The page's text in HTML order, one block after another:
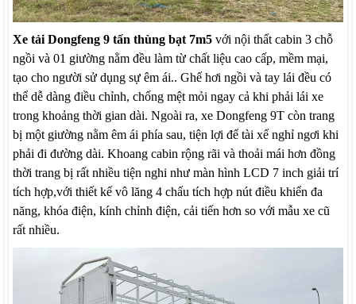
Xe tải Dongfeng 9 tấn thùng bạt 7m5 với nội thất cabin 3 chỗ
ngồi và 01 giường nằm đều làm từ chất liệu cao cấp, mềm mại,
tạo cho người sử dụng sự êm ái.. Ghế hơi ngồi và tay lái đều có
thể dễ dàng điều chỉnh, chống mệt mỏi ngay cả khi phải lái xe
trong khoảng thời gian dài. Ngoài ra, xe Dongfeng 9T còn trang
bị một giường nằm êm ái phía sau, tiện lợi để tài xế nghỉ ngơi khi
phải đi đường dài. Khoang cabin rộng rãi và thoải mái hơn đồng
thời trang bị rất nhiều tiện nghi như màn hình LCD 7 inch giải trí
tích hợp,với thiết kế vô lăng 4 chấu tích hợp nút điều khiển đa
năng, khóa điện, kính chỉnh điện, cải tiến hơn so với mẫu xe cũ
rất nhiều.